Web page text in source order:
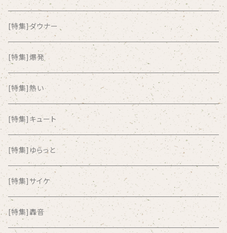
all about paradise
ALL ITEM 10 TIMES
Amia Calva
Amsterdamned
ANYO
And Summer Club
anticlockwise
[特集]ダウナー
[特集]爆発
[特集]熱い
[特集]キュート
[特集]ゆらっと
[特集]サイケ
[特集]轟音